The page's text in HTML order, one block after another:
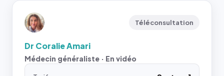
Téléconsultation
Dr Coralie Amari
Médecin généraliste · En vidéo